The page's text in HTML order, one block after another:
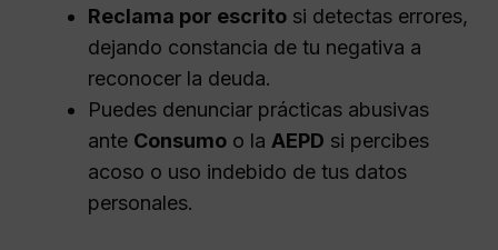
Reclama por escrito si detectas errores,
dejando constancia de tu negativa a
reconocer la deuda.
Puedes denunciar prácticas abusivas
ante Consumo o la AEPD si percibes
acoso o uso indebido de tus datos
personales.